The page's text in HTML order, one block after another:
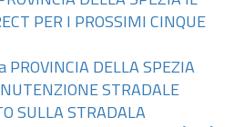
PER I PROSSIMI CINQUE
DELLA SPEZIA
STRADALE
SULLA STRADALA